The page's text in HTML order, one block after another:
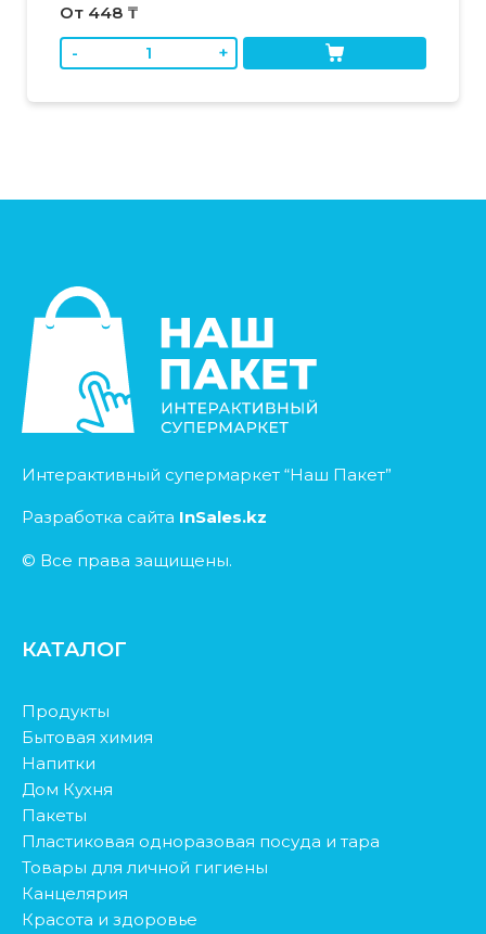
От 448 ₸
-
+
Интерактивный супермаркет “Наш Пакет”
Разработка сайта InSales.kz
© Все права защищены.
КАТАЛОГ
Продукты
Бытовая химия
Напитки
Дом Кухня
Пакеты
Пластиковая одноразовая посуда и тара
Товары для личной гигиены
Канцелярия
Красота и здоровье